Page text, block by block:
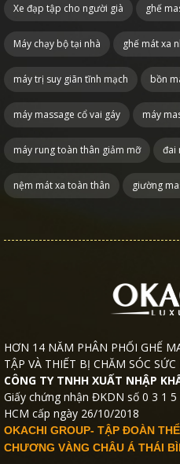
Xe đạp tập cho người già ghế
Máy chạy bộ tại nhà ghế mát xa
máy trị suy giãn tĩnh mạch bồn
máy massage cổ vai gáy máy
máy rung toàn thân giảm mỡ đai
nệm mát xa toàn thân giường
HƠN 14 NĂM PHÂN PHỐI GHẾ
TẬP VÀ THIẾT BỊ CHĂM SÓC
CÔNG TY TNHH XUẤT NHẬP
Giấy chứng nhận ĐKDN số 0 3 1
HCM cấp ngày 26/10/2018
OKACHI GROUP- TẬP ĐOÀN
CHƯƠNG VÀNG CHÂU Á THÁI